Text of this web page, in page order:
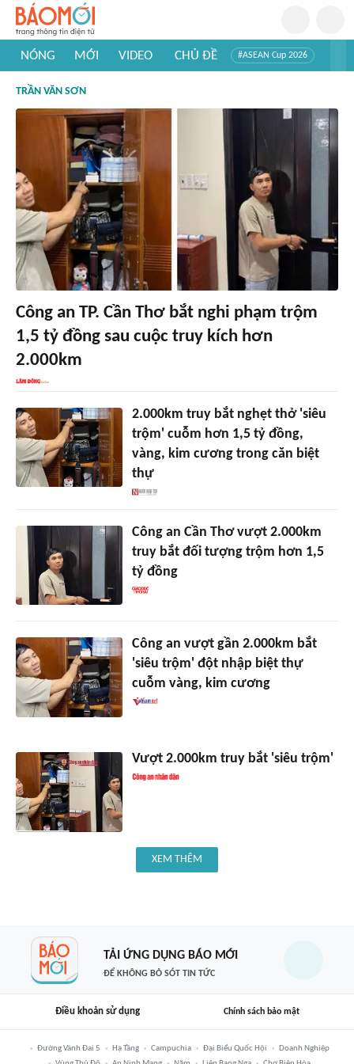
NÓNG MỚI VIDEO CHỦ ĐỀ #ASEAN Cup 2026
#Khám phá thế giới
TRẦN VĂN SƠN
Công an TP. Cần Thơ bắt nghi phạm trộm
1,5 tỷ đồng sau cuộc truy kích hơn
2.000km
2.000km truy bắt nghẹt thở 'siêu
trộm' cuỗm hơn 1,5 tỷ đồng,
vàng, kim cương trong căn biệt
thự
Công an Cần Thơ vượt 2.000km
truy bắt đối tượng trộm hơn 1,5
tỷ đồng
Công an vượt gần 2.000km bắt
'siêu trộm' đột nhập biệt thự
cuỗm vàng, kim cương
Vượt 2.000km truy bắt 'siêu trộm'
XEM THÊM
TẢI ỨNG DỤNG BÁO MỚI
ĐỂ KHÔNG BỎ SÓT TIN TỨC
Điều khoản sử dụng Chính sách bảo mật
Đường Vành Đai 5 Hạ Tầng Campuchia Đại Biểu Quốc Hội
Doanh Nghiệp